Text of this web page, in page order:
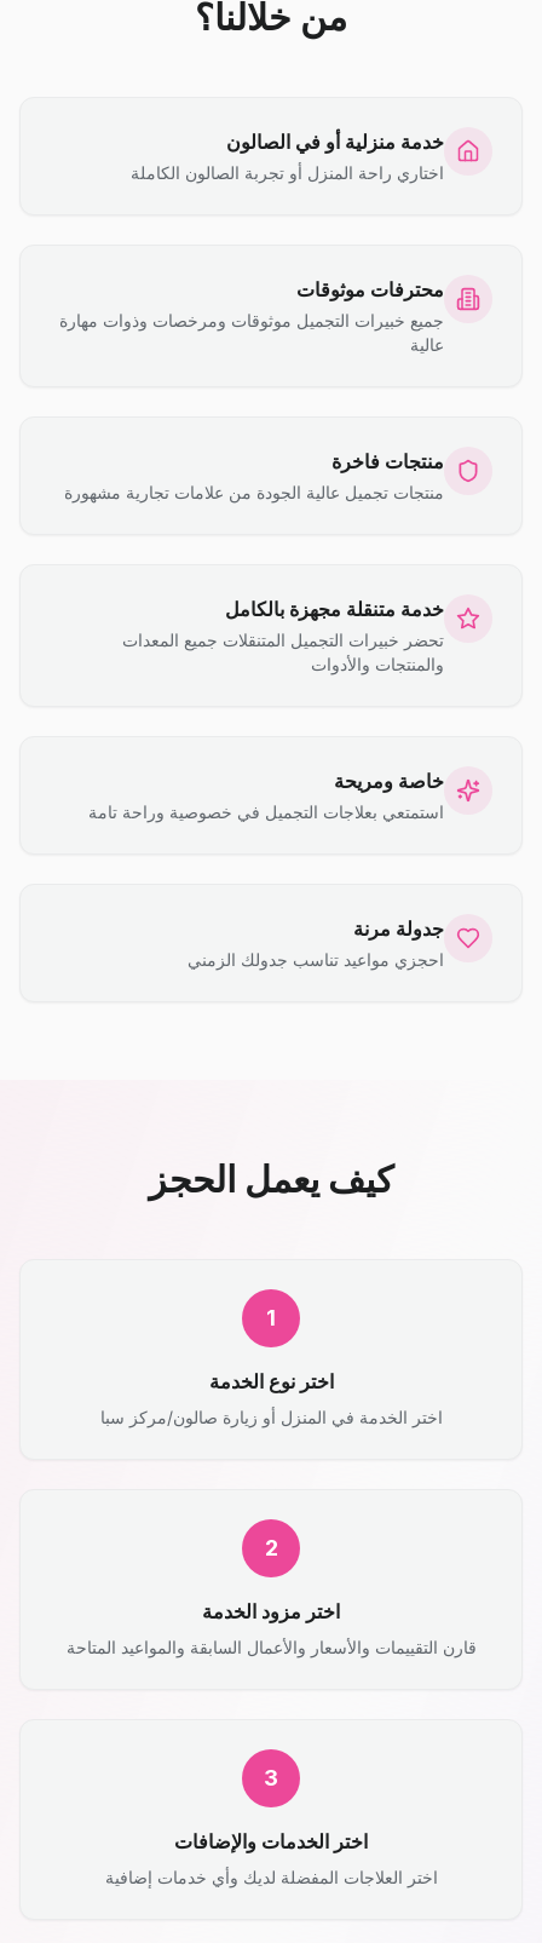
من خلالنا؟
خدمة منزلية أو في الصالون
اختاري راحة المنزل أو تجربة الصالون الكاملة
محترفات موثوقات
جميع خبيرات التجميل موثوقات ومرخصات وذوات مهارة
عالية
منتجات فاخرة
منتجات تجميل عالية الجودة من علامات تجارية مشهورة
خدمة متنقلة مجهزة بالكامل
تحضر خبيرات التجميل المتنقلات جميع المعدات
والمنتجات والأدوات
خاصة ومريحة
استمتعي بعلاجات التجميل في خصوصية وراحة تامة
جدولة مرنة
احجزي مواعيد تناسب جدولك الزمني
كيف يعمل الحجز
1
اختر نوع الخدمة
اختر الخدمة في المنزل أو زيارة صالون/مركز سبا
2
اختر مزود الخدمة
قارن التقييمات والأسعار والأعمال السابقة والمواعيد المتاحة
3
اختر الخدمات والإضافات
اختر العلاجات المفضلة لديك وأي خدمات إضافية